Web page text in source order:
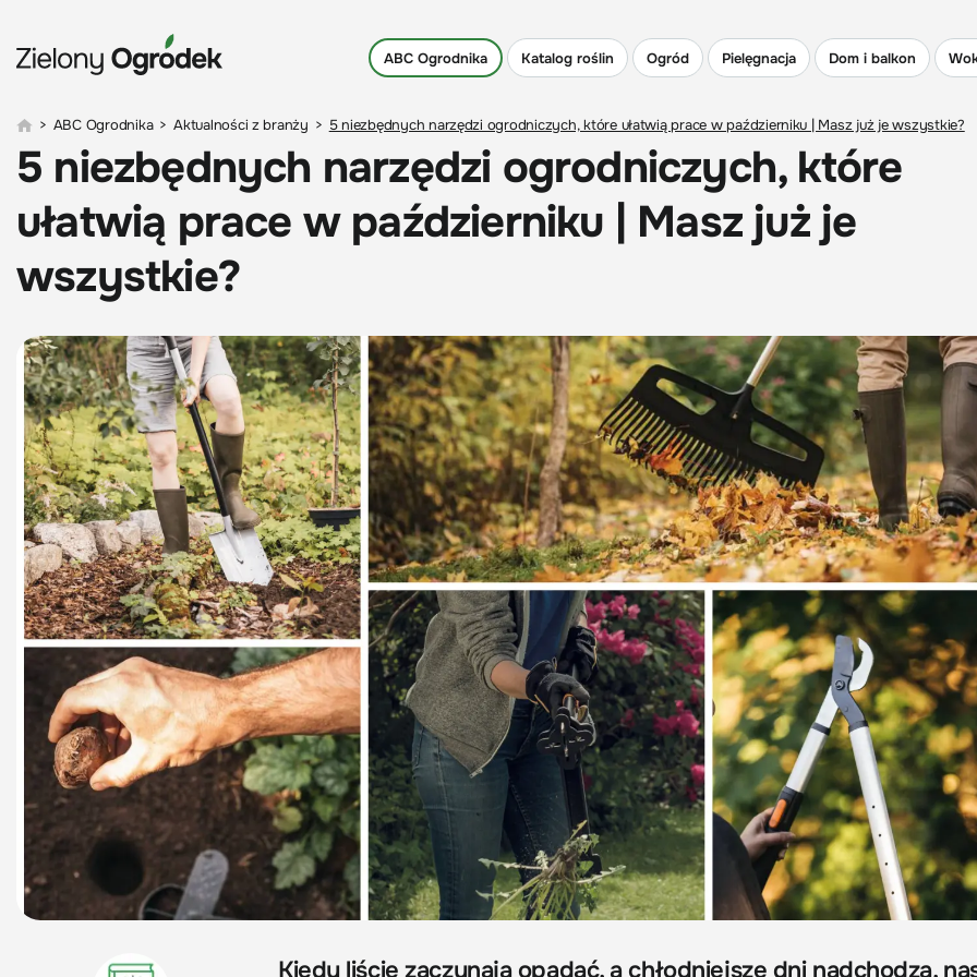
ABC Ogrodnika Katalog roślin Ogród Pielęgnacja Dom i balkon
> ABC Ogrodnika > Aktualności z branży > 5 niezbędnych narzędzi ogrodniczych, które ułatwią prace w październiku | Masz już je wszystkie?
5 niezbędnych narzędzi ogrodniczych, które
ułatwią prace w październiku | Masz już je
wszystkie?
Kiedy liście zaczynają opadać, a chłodniejsze dni nadchodzą,